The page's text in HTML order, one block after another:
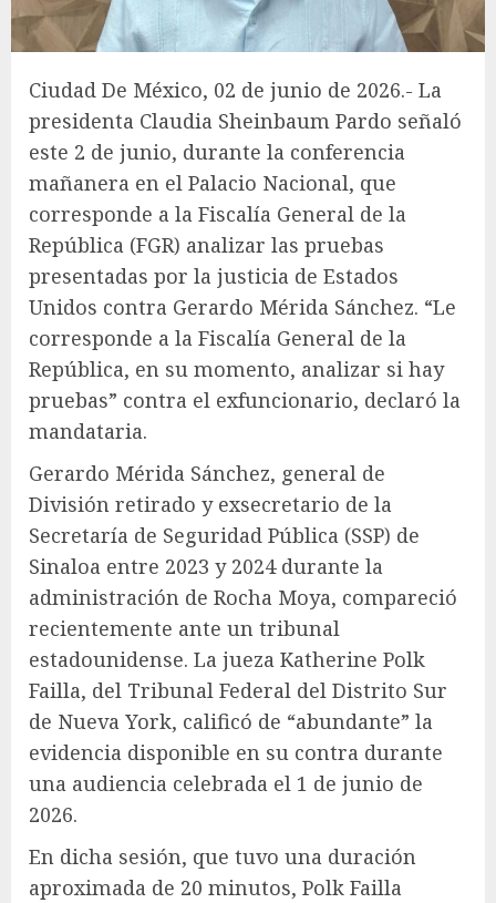
Ciudad De México, 02 de junio de 2026.- La
presidenta Claudia Sheinbaum Pardo señaló
este 2 de junio, durante la conferencia
mañanera en el Palacio Nacional, que
corresponde a la Fiscalía General de la
República (FGR) analizar las pruebas
presentadas por la justicia de Estados
Unidos contra Gerardo Mérida Sánchez. “Le
corresponde a la Fiscalía General de la
República, en su momento, analizar si hay
pruebas” contra el exfuncionario, declaró la
mandataria.
Gerardo Mérida Sánchez, general de
División retirado y exsecretario de la
Secretaría de Seguridad Pública (SSP) de
Sinaloa entre 2023 y 2024 durante la
administración de Rocha Moya, compareció
recientemente ante un tribunal
estadounidense. La jueza Katherine Polk
Failla, del Tribunal Federal del Distrito Sur
de Nueva York, calificó de “abundante” la
evidencia disponible en su contra durante
una audiencia celebrada el 1 de junio de
2026.
En dicha sesión, que tuvo una duración
aproximada de 20 minutos, Polk Failla